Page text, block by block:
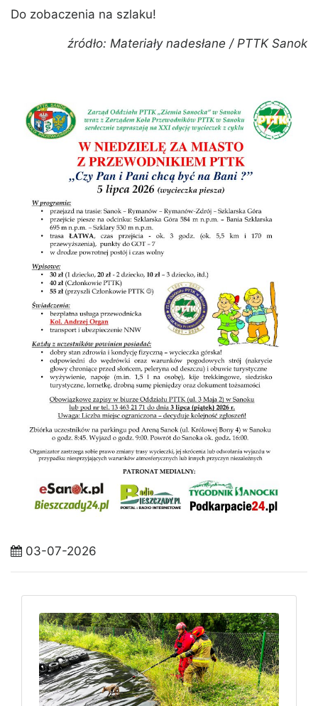
Do zobaczenia na szlaku!
źródło: Materiały nadesłane / PTTK Sanok
03-07-2026